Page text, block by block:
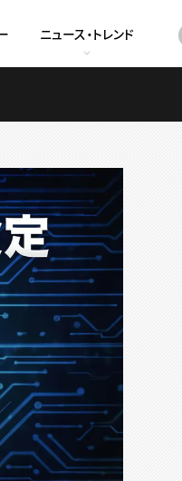
ニュース・トレンド